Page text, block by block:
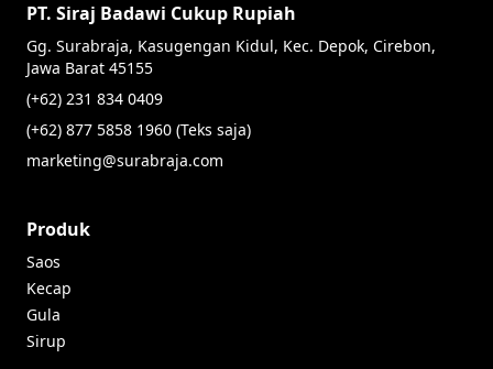
PT. Siraj Badawi Cukup Rupiah
Gg. Surabraja, Kasugengan Kidul, Kec. Depok, Cirebon,
Jawa Barat 45155
(+62) 231 834 0409
(+62) 877 5858 1960 (Teks saja)
marketing@surabraja.com
Produk
Saos
Kecap
Gula
Sirup